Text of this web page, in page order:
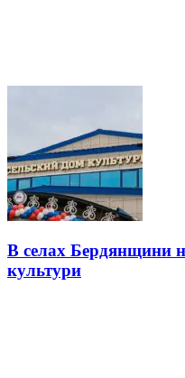
В селах Бердянщини
культури